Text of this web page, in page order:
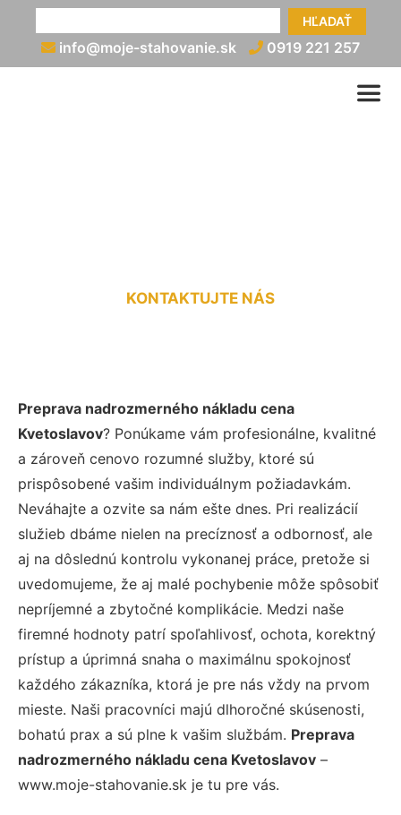
HĽADAŤ
info@moje-stahovanie.sk 0919 221 257
KONTAKTUJTE NÁS
Preprava nadrozmerného nákladu cena
Kvetoslavov? Ponúkame vám profesionálne, kvalitné
a zároveň cenovo rozumné služby, ktoré sú
prispôsobené vašim individuálnym požiadavkám.
Neváhajte a ozvite sa nám ešte dnes. Pri realizácií
služieb dbáme nielen na precíznosť a odbornosť, ale
aj na dôslednú kontrolu vykonanej práce, pretože si
uvedomujeme, že aj malé pochybenie môže spôsobiť
nepríjemné a zbytočné komplikácie. Medzi naše
firemné hodnoty patrí spoľahlivosť, ochota, korektný
prístup a úprimná snaha o maximálnu spokojnosť
každého zákazníka, ktorá je pre nás vždy na prvom
mieste. Naši pracovníci majú dlhoročné skúsenosti,
bohatú prax a sú plne k vašim službám. Preprava
nadrozmerného nákladu cena Kvetoslavov –
www.moje-stahovanie.sk je tu pre vás.